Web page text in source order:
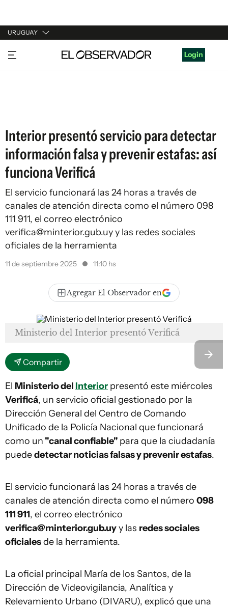
URUGUAY
URUGUAY
ARGENTINA
Login
Interior presentó servicio para detectar
información falsa y prevenir estafas: así
funciona Verificá
El servicio funcionará las 24 horas a través de
canales de atención directa como el número 098
111 911, el correo electrónico
verifica@minterior.gub.uyy las redes sociales
oficiales de la herramienta
11 de septiembre 2025 11:10 hs
Agregar El Observador en
Ministerio del Interior presentó Verificá
Compartir
El Ministerio delInterior presentó este miércoles
Verificá, un servicio oficial gestionado por la
Dirección General del Centro de Comando
Unificado de la Policía Nacional que funcionará
como un "canal confiable" para que la ciudadanía
puededetectar noticias falsas y prevenir estafas.
El servicio funcionará las 24 horas a través de
canales de atención directa como el número 098
111 911, el correo electrónico
verifica@minterior.gub.uyy las redes sociales
oficialesde la herramienta.
La oficial principal María de los Santos, de la
Dirección de Videovigilancia, Analítica y
Relevamiento Urbano (DIVARU), explicó que una